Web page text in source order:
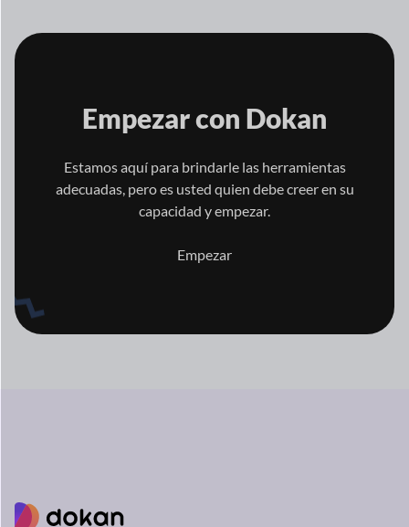
Empezar con Dokan
Estamos aquí para brindarle las herramientas
adecuadas, pero es usted quien debe creer en su
capacidad y empezar.
Empezar